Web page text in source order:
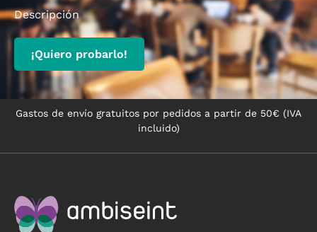
Descripción
¡Quiero probarlo!
Gastos de envío gratuitos por pedidos a partir de 50€ (IVA
incluido)